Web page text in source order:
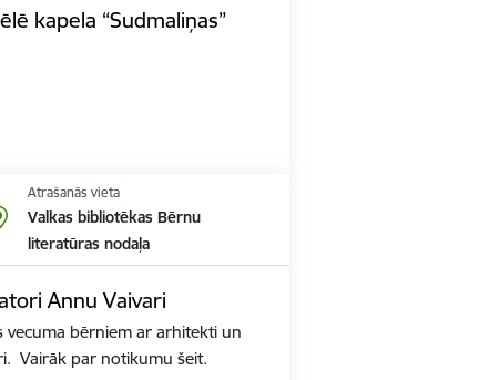
kapela “Sudmaliņas”
Atrašanās vieta
Valkas bibliotēkas Bērnu
literatūras nodaļa
Annu Vaivari
vecuma bērniem ar arhitekti un
Vairāk par notikumu šeit.